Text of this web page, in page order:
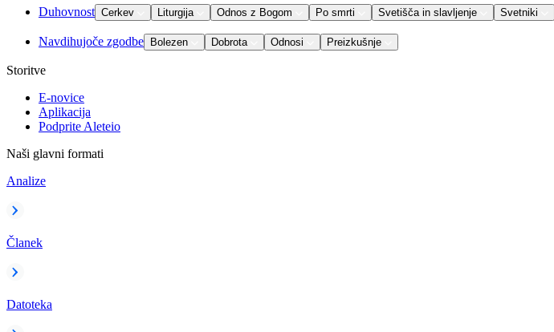
Duhovnost Cerkev Liturgija Odnos z Bogom Po smrti Svetišča in slavljenje Svetniki
Navdihujoče zgodbe Bolezen Dobrota Odnosi Preizkušnje
Storitve
E-novice
Aplikacija
Podprite Aleteio
Naši glavni formati
Analize
Članek
Datoteka